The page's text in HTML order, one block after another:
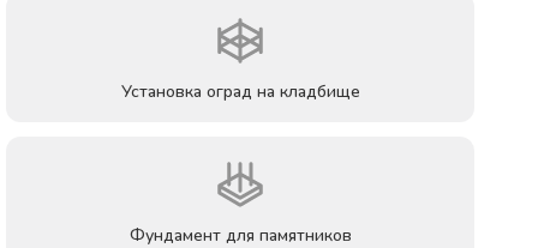
Установка оград на кладбище
Фундамент для памятников